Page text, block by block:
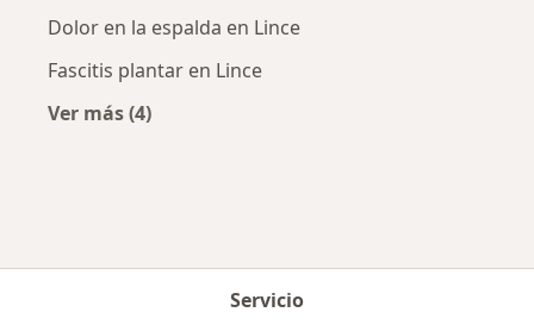
Dolor en la espalda en Lince
Fascitis plantar en Lince
Ver más (4)
Servicio